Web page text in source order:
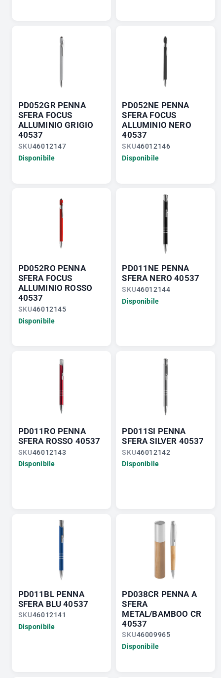
PD052GR PENNA
SFERA FOCUS
ALLUMINIO GRIGIO
40537
SKU46012147
Disponibile
PD052NE PENNA
SFERA FOCUS
ALLUMINIO NERO
40537
SKU46012146
Disponibile
PD052RO PENNA
SFERA FOCUS
ALLUMINIO ROSSO
40537
SKU46012145
Disponibile
PD011NE PENNA
SFERA NERO 40537
SKU46012144
Disponibile
PD011RO PENNA
SFERA ROSSO 40537
SKU46012143
Disponibile
PD011SI PENNA
SFERA SILVER 40537
SKU46012142
Disponibile
PD011BL PENNA
SFERA BLU 40537
SKU46012141
Disponibile
PD038CR PENNA A
SFERA
METAL/BAMBOO CR
40537
SKU46009965
Disponibile